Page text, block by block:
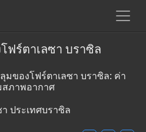
ฟร์ตาเลซา บราซิล
ของโฟร์ตาเลซา บราซิล: ค่า
สภาพอากาศ
ประเทศบราซิล